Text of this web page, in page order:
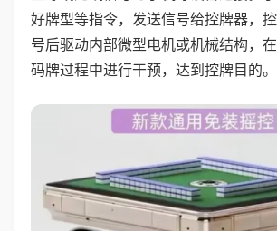
好牌型等指令，发送信号给控牌器，
号后驱动内部微型电机或机械结构，在
码牌过程中进行干预，达到控牌目的。